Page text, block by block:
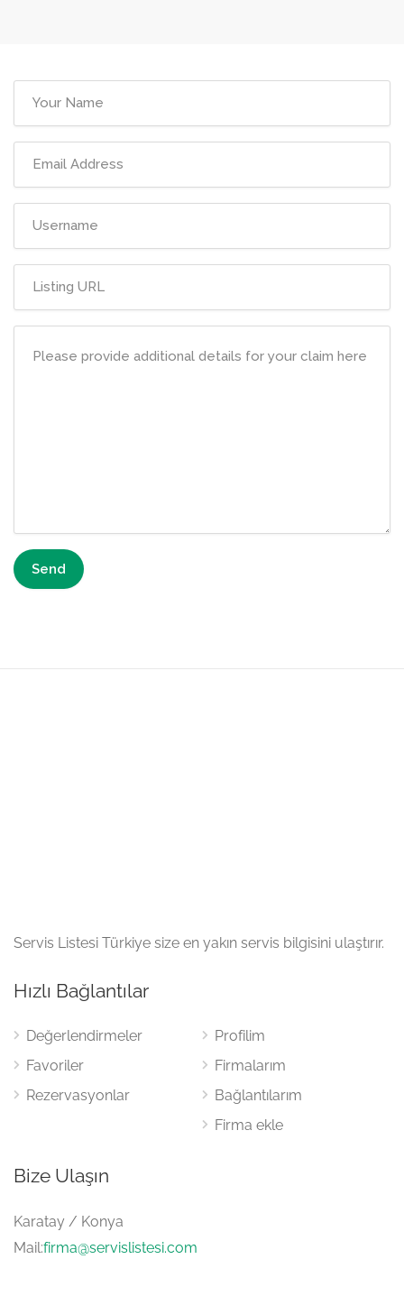
Servis Listesi Türkiye size en yakın servis bilgisini ulaştırır.
Hızlı Bağlantılar
Değerlendirmeler
Favoriler
Rezervasyonlar
Profilim
Firmalarım
Bağlantılarım
Firma ekle
Bize Ulaşın
Karatay / Konya
Mail:firma@servislistesi.com